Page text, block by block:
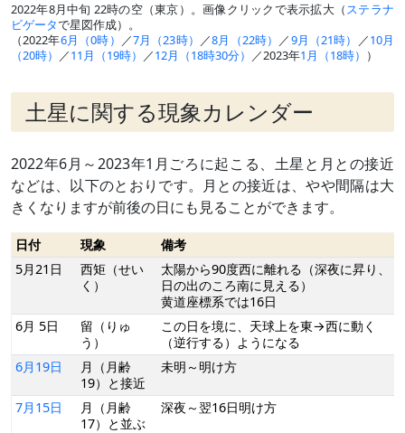
2022年8月中旬 22時の空（東京）。画像クリックで表示拡大（ステラナ
ビゲータで星図作成）。
（2022年6月（0時） ／7月（23時） ／8月（22時） ／9月（21時） ／10月
（20時） ／11月（19時） ／12月（18時30分） ／2023年1月（18時） ）
土星に関する現象カレンダー
2022年6月～2023年1月ごろに起こる、土星と月との接近
などは、以下のとおりです。月との接近は、やや間隔は大
きくなりますが前後の日にも見ることができます。
日付 現象
備考
5月21日
西矩（せい
く）
太陽から90度西に離れる（深夜に昇り、
日の出のころ南に見える）
黄道座標系では16日
6月 5日
留（りゅ
う）
この日を境に、天球上を東→西に動く
（逆行する）ようになる
6月19日
月（月齢
19）と接近
未明～明け方
7月15日
月（月齢
17）と並ぶ
深夜～翌16日明け方